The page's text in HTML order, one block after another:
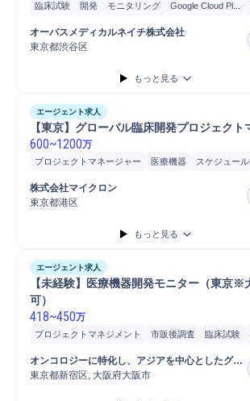
臨床試験 開発 モニタリング Google Cloud Pl...
製品 当局対応
進捗管理
審査/回収
オーバスメディカルネイチ株式会社
東京都渋谷区
もっと見る
エージェント求人
【東京】グローバル臨床開発プロジェクト
600~1200万
プロジェクトマネージャー 医療機器
スケジュー
医療/ヘルスケア
臨床開発プロジェクトマネジメン...
株式会社マイクロン
東京都港区
もっと見る
エージェント求人
【未経験】医療機器開発モニター（東京※
可）
418~450万
プロジェクトマネジメント 市販後調査 臨床試験
メディカルライティング
CRA
営業 最終顧客 クリニック
オンコロジーに特化し、アジアを中心としたグロ
ーバル展開を進めている優良CRO企業
東京都新宿区, 大阪府大阪市